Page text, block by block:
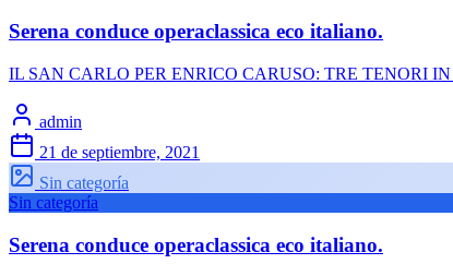
Serena conduce operaclassica eco italiano.
IL SAN CARLO PER ENRICO CARUSO: TRE TENORI IN
admin
21 de septiembre, 2021
Sin categoría
Sin categoría
Serena conduce operaclassica eco italiano.